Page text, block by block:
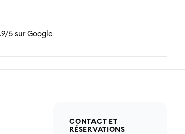
5 sur Google
CONTACT ET
RÉSERVATIONS